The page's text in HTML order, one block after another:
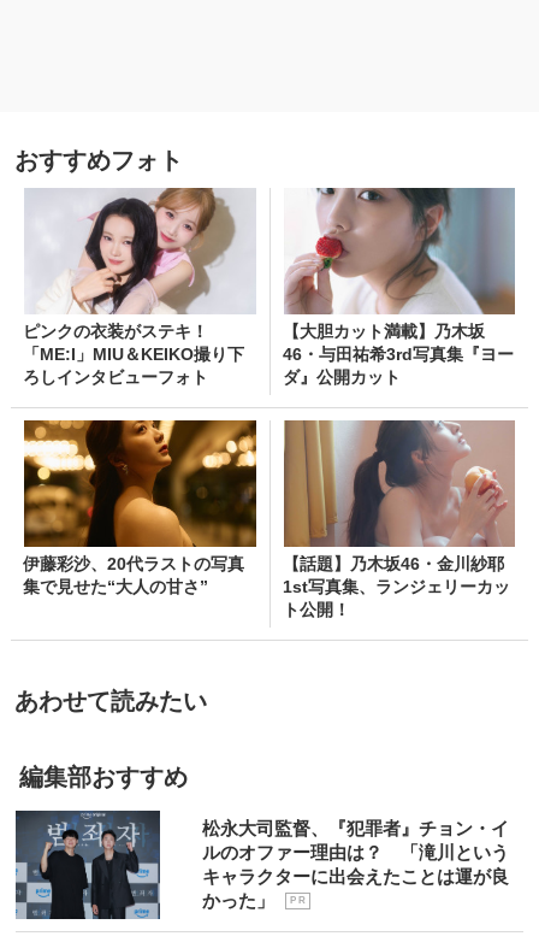
おすすめフォト
ピンクの衣装がステキ！
「ME:I」MIU＆KEIKO撮り下
ろしインタビューフォト
【大胆カット満載】乃木坂
46・与田祐希3rd写真集『ヨー
ダ』公開カット
伊藤彩沙、20代ラストの写真
集で見せた“大人の甘さ”
【話題】乃木坂46・金川紗耶
1st写真集、ランジェリーカッ
ト公開！
あわせて読みたい
編集部おすすめ
松永大司監督、『犯罪者』チョン・イ
ルのオファー理由は？ 「滝川という
キャラクターに出会えたことは運が良
かった」
P R